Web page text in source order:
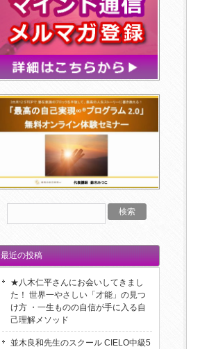
最近の投稿
★八木仁平さんにお会いしてきまし
た！ 世界一やさしい「才能」の見つ
け方 ・一生ものの自信が手に入る自
己理解メソッド
並木良和先生のスクール CIELO中級5